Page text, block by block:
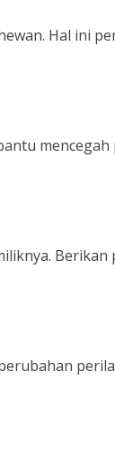
Hal ini